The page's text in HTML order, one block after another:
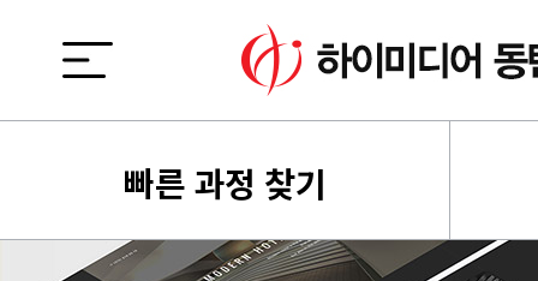
빠른 과정 찾기